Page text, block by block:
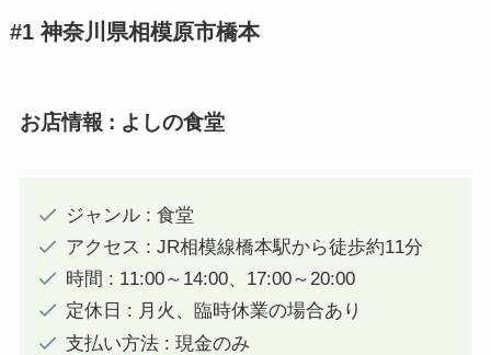
#1 神奈川県相模原市橋本
お店情報 : よしの食堂
ジャンル : 食堂
アクセス : JR相模線橋本駅から徒歩約11分
時間 : 11:00～14:00、17:00～20:00
定休日 : 月火、臨時休業の場合あり
支払い方法 : 現金のみ